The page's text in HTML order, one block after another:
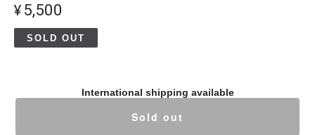
¥5,500
SOLD OUT
International shipping available
Sold out